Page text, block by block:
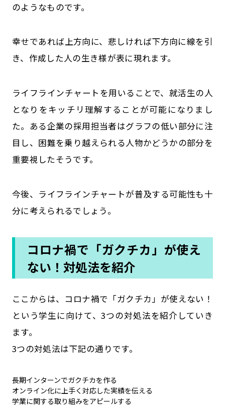
のようなものです。
幸せであれば上方向に、悲しければ下方向に線を引
き、作成した人の生き様が表に現れます。
ライフラインチャートを用いることで、就活生の人
となりをキッチリ理解することが可能になりまし
た。ある企業の採用担当者はグラフの低い部分に注
目し、困難を乗り越えられる人物かどうかの部分を
重要視したそうです。
今後、ライフラインチャートが普及する可能性も十
分に考えられるでしょう。
コロナ禍で「ガクチカ」が使え
ない！対処法を紹介
ここからは、コロナ禍で「ガクチカ」が使えない！
という学生に向けて、3つの対処法を紹介していき
ます。
3つの対処法は下記の通りです。
長期インターンでガクチカを作る
オンライン化に上手く対応した実績を伝える
学業に関する取り組みをアピールする